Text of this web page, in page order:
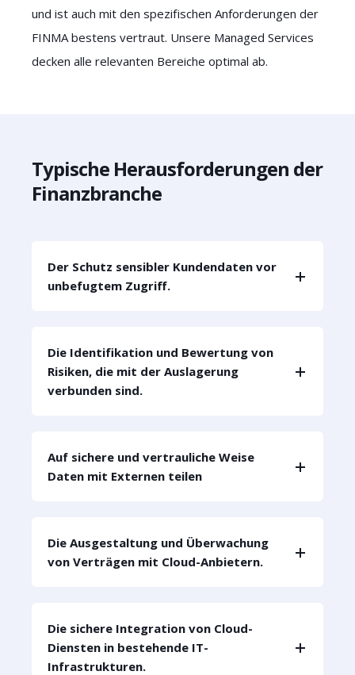
und ist auch mit den spezifischen Anforderungen der
FINMA bestens vertraut. Unsere Managed Services
decken alle relevanten Bereiche optimal ab.
Typische Herausforderungen der
Finanzbranche
Der Schutz sensibler Kundendaten vor
unbefugtem Zugriff.
Die Identifikation und Bewertung von
Risiken, die mit der Auslagerung
verbunden sind.
Auf sichere und vertrauliche Weise
Daten mit Externen teilen
Die Ausgestaltung und Überwachung
von Verträgen mit Cloud-Anbietern.
Die sichere Integration von Cloud-
Diensten in bestehende IT-
Infrastrukturen.